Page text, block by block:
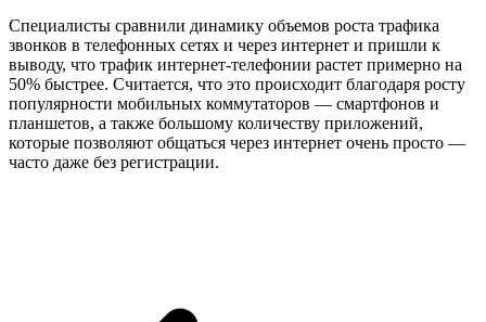
Специалисты сравнили динамику объемов роста трафика
звонков в телефонных сетях и через интернет и пришли к
выводу, что трафик интернет-телефонии растет примерно на
50% быстрее. Считается, что это происходит благодаря росту
популярности мобильных коммутаторов — смартфонов и
планшетов, а также большому количеству приложений,
которые позволяют общаться через интернет очень просто —
часто даже без регистрации.